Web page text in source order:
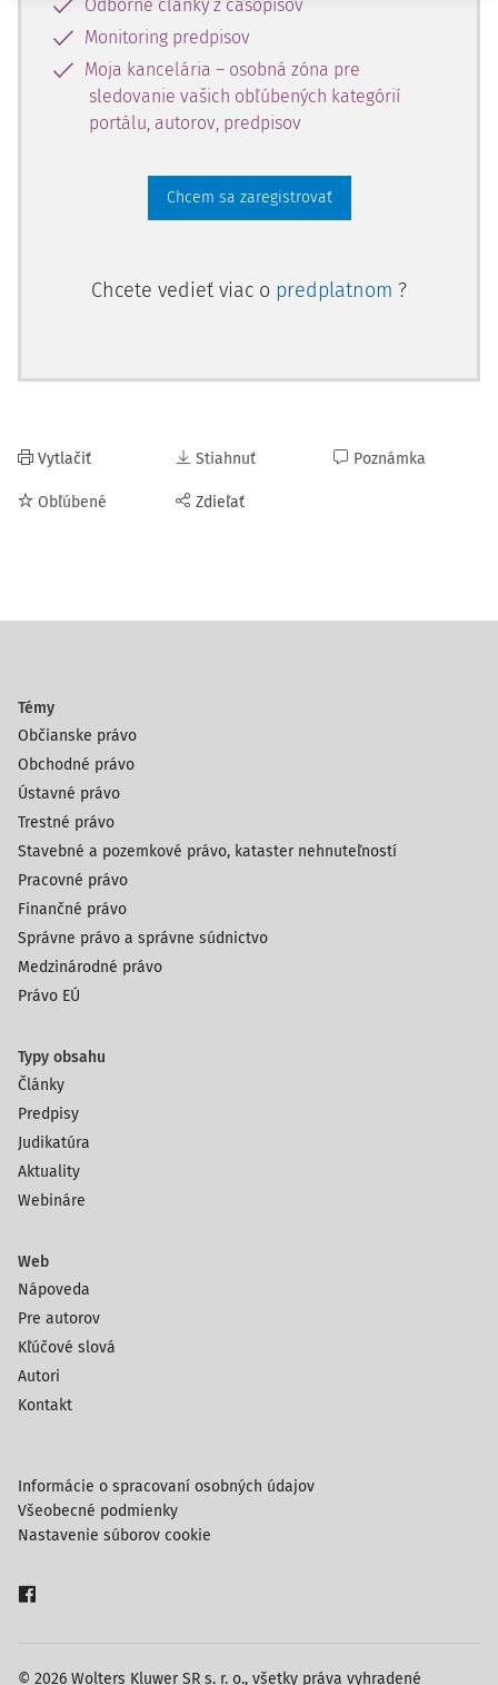
Odborné články z časopisov
Monitoring predpisov
Moja kancelária – osobná zóna pre
sledovanie vašich obľúbených kategórií
portálu, autorov, predpisov
Chcem sa zaregistrovať
Chcete vedieť viac o predplatnom ?
Vytlačiť
Obľúbené
Stiahnuť
Zdieľať
Poznámka
Témy
Občianske právo
Obchodné právo
Ústavné právo
Trestné právo
Stavebné a pozemkové právo, kataster nehnuteľností
Pracovné právo
Finančné právo
Správne právo a správne súdnictvo
Medzinárodné právo
Právo EÚ
Typy obsahu
Články
Predpisy
Judikatúra
Aktuality
Webináre
Web
Nápoveda
Pre autorov
Kľúčové slová
Autori
Kontakt
© 2026 Wolters Kluwer SR s. r. o., všetky práva vyhradené
Informácie o spracovaní osobných údajov
Všeobecné podmienky
Nastavenie súborov cookie